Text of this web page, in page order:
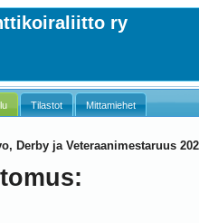
ry
Tilastot Mittamiehet
Derby ja Veteraanimestaruus